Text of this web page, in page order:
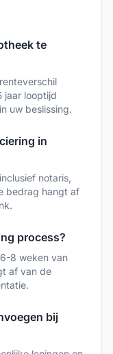
te
jaar looptijd
uw beslissing.
in
notaris,
bedrag hangt af
process?
8 weken van
af van de
bij